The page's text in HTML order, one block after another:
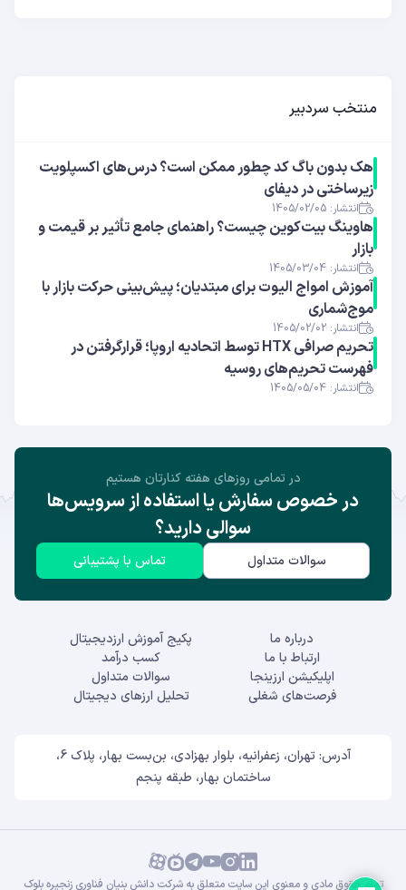
منتخب سردبیر
هک بدون باگ کد چطور ممکن است؟ درس‌های اکسپلویت
زیرساختی در دیفای
انتشار: 1405/02/05
هاوینگ بیت‌کوین چیست؟ راهنمای جامع تأثیر بر قیمت و
بازار
انتشار: 1405/03/04
آموزش امواج الیوت برای مبتدیان؛ پیش‌بینی حرکت بازار با
موج‌شماری
انتشار: 1405/02/02
تحریم صرافی HTX توسط اتحادیه اروپا؛ قرارگرفتن در
فهرست تحریم‌های روسیه
انتشار: 1405/05/04
در تمامی روز‌های هفته کنارتان هستیم
در خصوص سفارش یا استفاده از سرویس‌ها
سوالی دارید؟
سوالات متداول تماس با پشتیبانی
درباره ما
ارتباط با ما
اپلیکیشن ارزینجا
فرصت‌های شغلی
پکیج آموزش ارزدیجیتال
کسب درآمد
سوالات متداول
تحلیل ارزهای دیجیتال
آدرس: تهران، زعفرانیه، بلوار بهزادی، بن‌بست بهار، پلاک 6،
ساختمان بهار، طبقه پنجم
تمام حقوق مادی و معنوی این سایت متعلق به شرکت دانش بنیان فناوری زنجیره بلوک